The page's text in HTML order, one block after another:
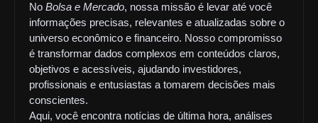
No Bolsa e Mercado, nossa missão é levar até você
informações precisas, relevantes e atualizadas sobre o
universo econômico e financeiro. Nosso compromisso
é transformar dados complexos em conteúdos claros,
objetivos e acessíveis, ajudando investidores,
profissionais e entusiastas a tomarem decisões mais
conscientes.
Aqui, você encontra notícias de última hora, análises